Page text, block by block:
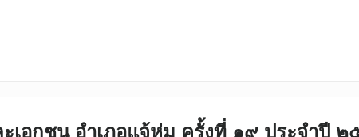
เอกชน อำเภอแจ้ห่ม ครั้งที่ ๑๙ ประจำปี